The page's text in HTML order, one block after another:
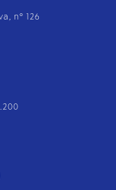
nº 126